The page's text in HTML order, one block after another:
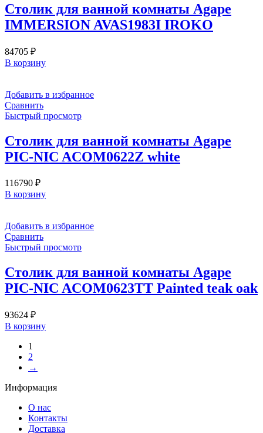
Столик для ванной комнаты Agape
IMMERSION AVAS1983I IROKO
84705 ₽
В корзину
Добавить в избранное
Сравнить
Быстрый просмотр
Столик для ванной комнаты Agape
PIC-NIC ACOM0622Z white
116790 ₽
В корзину
Добавить в избранное
Сравнить
Быстрый просмотр
Столик для ванной комнаты Agape
PIC-NIC ACOM0623TT Painted teak oak
93624 ₽
В корзину
1
2
→
Информация
О нас
Контакты
Доставка